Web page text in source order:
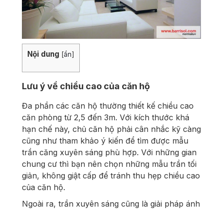
Nội dung [ẩn]
Lưu ý về chiều cao của căn hộ
Đa phần các căn hộ thường thiết kế chiều cao
căn phòng từ 2,5 đến 3m. Với kích thước khá
hạn chế này, chủ căn hộ phải cân nhắc kỹ càng
cũng như tham khảo ý kiến để tìm được mẫu
trần căng xuyên sáng phù hợp. Với những gian
chung cư thì bạn nên chọn những mẫu trần tối
giản, không giật cấp để tránh thu hẹp chiều cao
của căn hộ.
Ngoài ra, trần xuyên sáng cũng là giải pháp ánh